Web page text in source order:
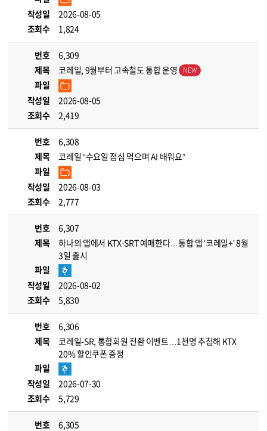
작성일
2026-08-05
조회수
1,824
번호
6,309
제목
코레일, 9월부터 고속철도 통합 운영
파일
작성일
2026-08-05
조회수
2,419
번호
6,308
제목
코레일 “수요일 점심 먹으며 AI 배워요”
파일
작성일
2026-08-03
조회수
2,777
번호
6,307
제목
하나의 앱에서 KTX·SRT 예매한다…통합 앱 ‘코레일+’ 8월
3일 출시
파일
작성일
2026-08-02
조회수
5,830
번호
6,306
제목
코레일-SR, 통합회원 전환 이벤트…1천명 추첨해 KTX
20% 할인쿠폰 증정
파일
작성일
2026-07-30
조회수
5,729
번호
6,305